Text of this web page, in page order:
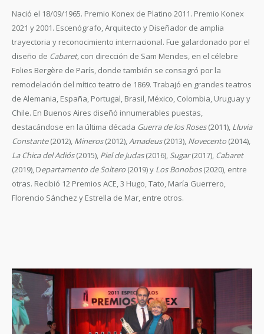
Nació el 18/09/1965. Premio Konex de Platino 2011. Premio Konex
2021 y 2001. Escenógrafo, Arquitecto y Diseñador de amplia
trayectoria y reconocimiento internacional. Fue galardonado por el
diseño de Cabaret, con dirección de Sam Mendes, en el célebre
Folies Bergère de París, donde también se consagró por la
remodelación del mítico teatro de 1869. Trabajó en grandes teatros
de Alemania, España, Portugal, Brasil, México, Colombia, Uruguay y
Chile. En Buenos Aires diseñó innumerables puestas,
destacándose en la última década Guerra de los Roses(2011), Lluvia
Constante(2012), Mineros(2012),Amadeus(2013), Novecento (2014),
La Chica del Adiós(2015), Piel de Judas(2016), Sugar(2017), Cabaret
(2019), Departamento de Soltero (2019) y Los Bonobos(2020), entre
otras. Recibió 12 Premios ACE, 3 Hugo, Tato, María Guerrero,
Florencio Sánchez y Estrella de Mar, entre otros.